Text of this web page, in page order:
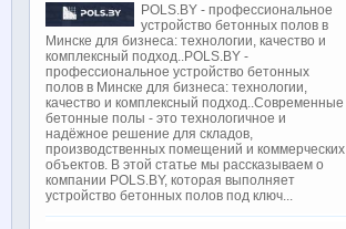
POLS.BY - профессиональное
устройство бетонных полов в
Минске для бизнеса: технологии, качество и
комплексный подход..POLS.BY -
профессиональное устройство бетонных
полов в Минске для бизнеса: технологии,
качество и комплексный подход..Современные
бетонные полы - это технологичное и
надёжное решение для складов,
производственных помещений и коммерческих
объектов. В этой статье мы рассказываем о
компании POLS.BY, которая выполняет
устройство бетонных полов под ключ...